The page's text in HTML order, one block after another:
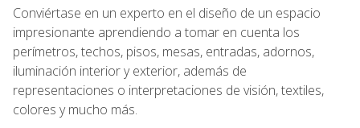
Conviértase en un experto en el diseño de un espacio
impresionante aprendiendo a tomar en cuenta los
perímetros, techos, pisos, mesas, entradas, adornos,
iluminación interior y exterior, además de
representaciones o interpretaciones de visión, textiles,
colores y mucho más.